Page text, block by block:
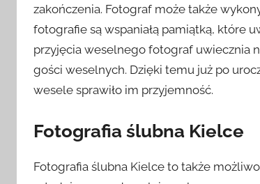
zakończenia. Fotograf może także
fotografie są wspaniałą pamiątką, które
przyjęcia weselnego fotograf uwiecznia
gości weselnych. Dzięki temu już po
wesele sprawiło im przyjemność.
Fotografia ślubna Kielce
Fotografia ślubna Kielce to także